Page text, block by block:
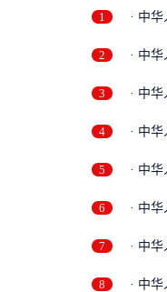
1 · 中
2 · 中
3 · 中
4 · 中
5 · 中
6 · 中
7 · 中
8 · 中